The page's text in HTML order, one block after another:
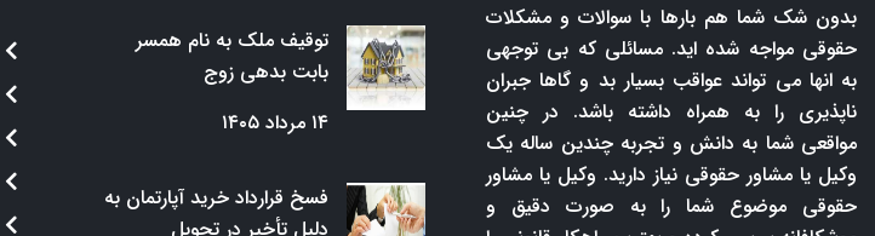
بدون شک شما هم بارها با سوالات و مشکلات
حقوقی مواجه شده اید. مسائلی که بی توجهی
به انها می تواند عواقب بسیار بد و گاها جبران
ناپذیری را به همراه داشته باشد. در چنین
مواقعی شما به دانش و تجربه چندین ساله یک
وکیل یا مشاور حقوقی نیاز دارید. وکیل یا مشاور
حقوقی موضوع شما را به صورت دقیق و
توقیف ملک به نام همسر
بابت بدهی زوج
۱۴ مرداد ۱۴۰۵
فسخ قرارداد خرید آپارتمان به
دلیل تأخیر در تحویل